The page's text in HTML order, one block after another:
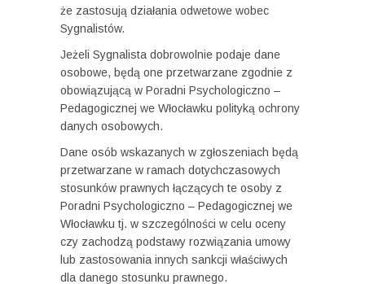
że zastosują działania odwetowe wobec
Sygnalistów.
Jeżeli Sygnalista dobrowolnie podaje dane
osobowe, będą one przetwarzane zgodnie z
obowiązującą w Poradni Psychologiczno –
Pedagogicznej we Włocławku polityką ochrony
danych osobowych.
Dane osób wskazanych w zgłoszeniach będą
przetwarzane w ramach dotychczasowych
stosunków prawnych łączących te osoby z
Poradni Psychologiczno – Pedagogicznej we
Włocławku tj. w szczególności w celu oceny
czy zachodzą podstawy rozwiązania umowy
lub zastosowania innych sankcji właściwych
dla danego stosunku prawnego.